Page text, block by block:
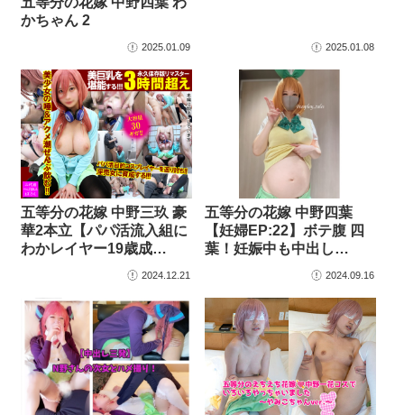
かちゃん 2
2025.01.09 2025.01.08
五等分の花嫁 中野三玖 豪
華2本立【パパ活流入組に
わかレイヤー19歳成…
2024.12.21
五等分の花嫁 中野四葉
【妊婦EP:22】ボテ腹 四
葉！妊娠中も中出し…
2024.09.16